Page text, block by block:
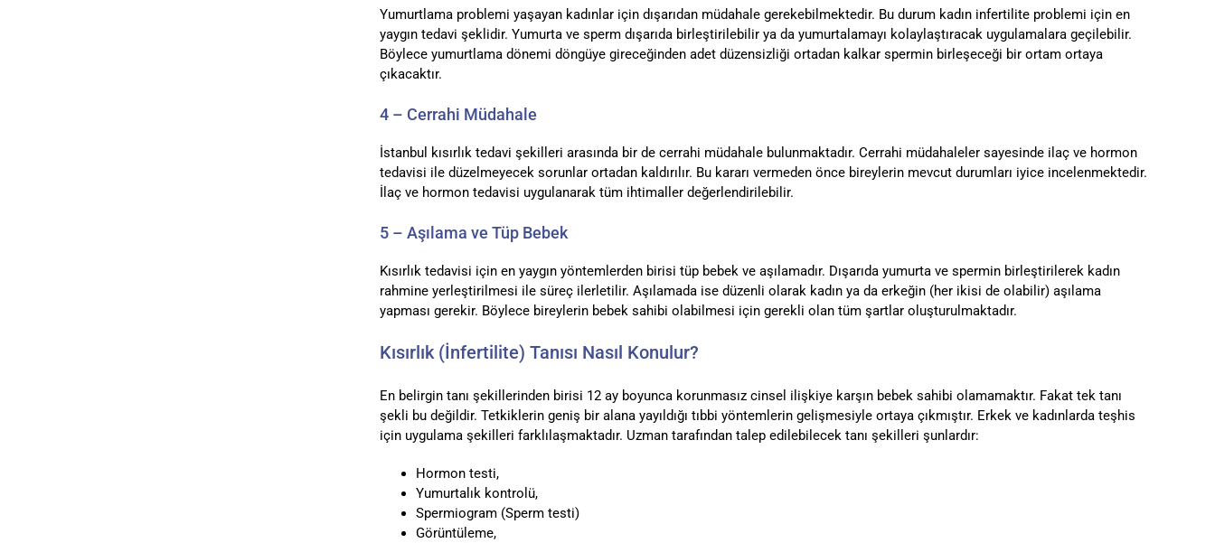
Yumurtlama problemi yaşayan kadınlar için dışarıdan müdahale gerekebilmektedir. Bu durum kadın infertilite problemi için en
yaygın tedavi şeklidir. Yumurta ve sperm dışarıda birleştirilebilir ya da yumurtalamayı kolaylaştıracak uygulamalara geçilebilir.
Böylece yumurtlama dönemi döngüye gireceğinden adet düzensizliği ortadan kalkar spermin birleşeceği bir ortam ortaya
çıkacaktır.
4 – Cerrahi Müdahale
İstanbul kısırlık tedavi şekilleri arasında bir de cerrahi müdahale bulunmaktadır. Cerrahi müdahaleler sayesinde ilaç ve hormon
tedavisi ile düzelmeyecek sorunlar ortadan kaldırılır. Bu kararı vermeden önce bireylerin mevcut durumları iyice incelenmektedir.
İlaç ve hormon tedavisi uygulanarak tüm ihtimaller değerlendirilebilir.
5 – Aşılama ve Tüp Bebek
Kısırlık tedavisi için en yaygın yöntemlerden birisi tüp bebek ve aşılamadır. Dışarıda yumurta ve spermin birleştirilerek kadın
rahmine yerleştirilmesi ile süreç ilerletilir. Aşılamada ise düzenli olarak kadın ya da erkeğin (her ikisi de olabilir) aşılama
yapması gerekir. Böylece bireylerin bebek sahibi olabilmesi için gerekli olan tüm şartlar oluşturulmaktadır.
Kısırlık (İnfertilite) Tanısı Nasıl Konulur?
En belirgin tanı şekillerinden birisi 12 ay boyunca korunmasız cinsel ilişkiye karşın bebek sahibi olamamaktır. Fakat tek tanı
şekli bu değildir. Tetkiklerin geniş bir alana yayıldığı tıbbi yöntemlerin gelişmesiyle ortaya çıkmıştır. Erkek ve kadınlarda teşhis
için uygulama şekilleri farklılaşmaktadır. Uzman tarafından talep edilebilecek tanı şekilleri şunlardır:
Hormon testi,
Yumurtalık kontrolü,
Spermiogram (Sperm testi)
Görüntüleme,